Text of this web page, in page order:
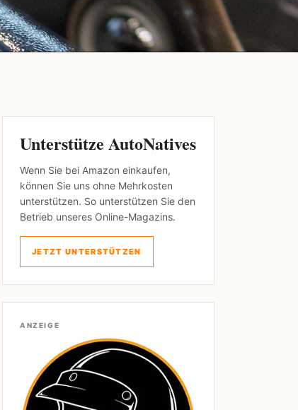
Unterstütze AutoNatives
Wenn Sie bei Amazon einkaufen,
können Sie uns ohne Mehrkosten
unterstützen. So unterstützen Sie den
Betrieb unseres Online-Magazins.
JETZT UNTERSTÜTZEN
ANZEIGE